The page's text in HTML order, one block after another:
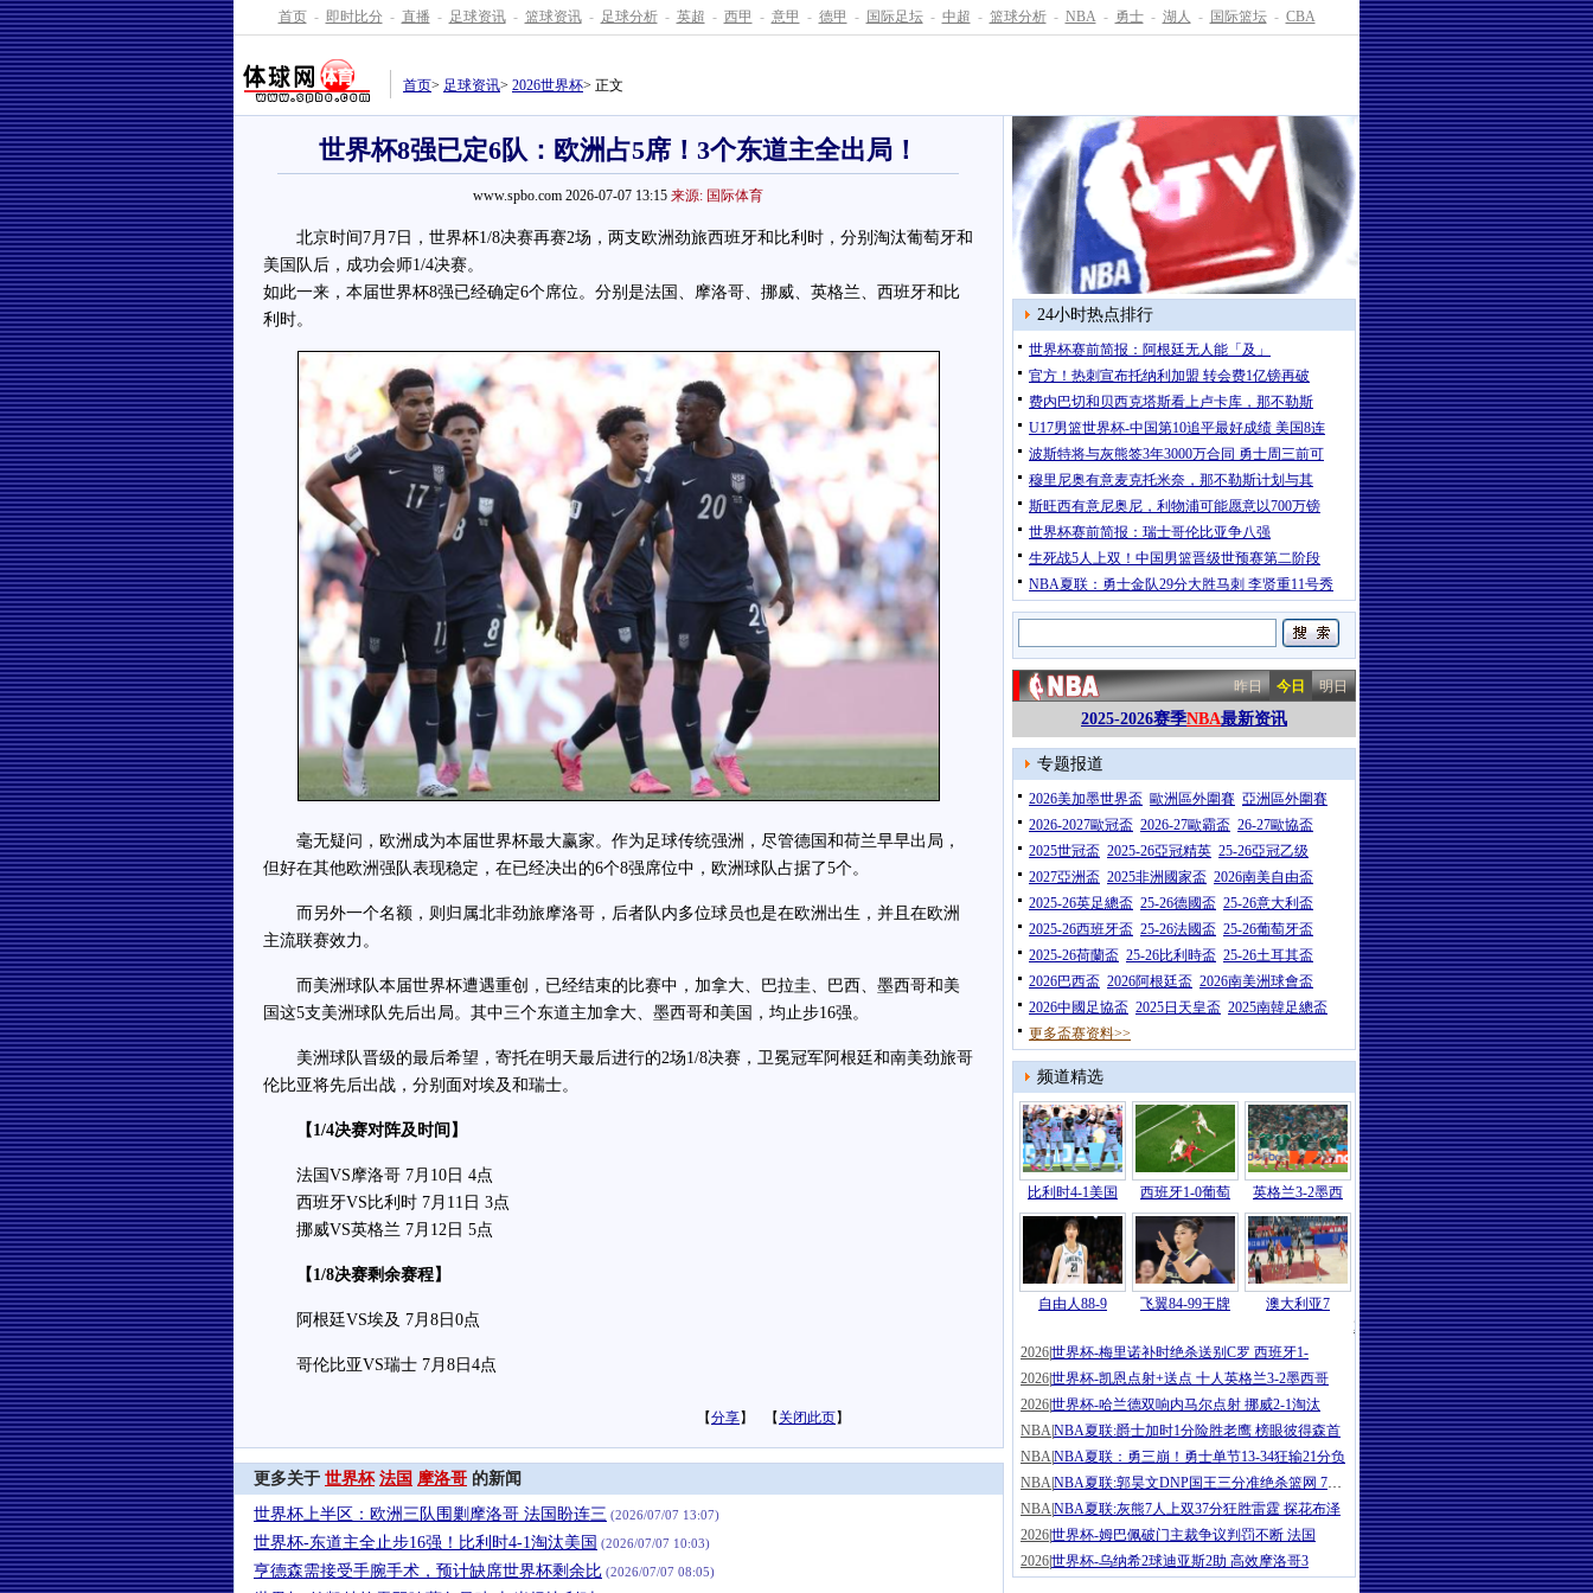
首页 - 即时比分 - 直播 - 足球资讯 - 篮球资讯 - 足球分析 - 英超 - 西甲 - 意甲 - 德甲 - 国际足坛 - 中超 - 篮球分析 - NBA - 勇士 - 湖人 - 国际篮坛 - CBA
首页> 足球资讯> 2026世界杯> 正文
世界杯8强已定6队：欧洲占5席！3个东道主全出局！
www.spbo.com 2026-07-07 13:15 来源: 国际体育
北京时间7月7日，世界杯1/8决赛再赛2场，两支欧洲劲旅西班牙和比利时，分别淘汰葡萄牙和
美国队后，成功会师1/4决赛。
如此一来，本届世界杯8强已经确定6个席位。分别是法国、摩洛哥、挪威、英格兰、西班牙和比
利时。
毫无疑问，欧洲成为本届世界杯最大赢家。作为足球传统强洲，尽管德国和荷兰早早出局，
但好在其他欧洲强队表现稳定，在已经决出的6个8强席位中，欧洲球队占据了5个。
而另外一个名额，则归属北非劲旅摩洛哥，后者队内多位球员也是在欧洲出生，并且在欧洲
主流联赛效力。
而美洲球队本届世界杯遭遇重创，已经结束的比赛中，加拿大、巴拉圭、巴西、墨西哥和美
国这5支美洲球队先后出局。其中三个东道主加拿大、墨西哥和美国，均止步16强。
美洲球队晋级的最后希望，寄托在明天最后进行的2场1/8决赛，卫冕冠军阿根廷和南美劲旅哥
伦比亚将先后出战，分别面对埃及和瑞士。
【1/4决赛对阵及时间】
法国VS摩洛哥 7月10日 4点
西班牙VS比利时 7月11日 3点
挪威VS英格兰 7月12日 5点
【1/8决赛剩余赛程】
阿根廷VS埃及 7月8日0点
哥伦比亚VS瑞士 7月8日4点
【分享】 【 关闭此页】
更多关于 世界杯 法国 摩洛哥 的新闻
世界杯上半区：欧洲三队围剿摩洛哥 法国盼连三 (2026/07/07 13:07)
世界杯-东道主全止步16强！比利时4-1淘汰美国 (2026/07/07 10:03)
亨德森需接受手腕手术，预计缺席世界杯剩余比 (2026/07/07 08:05)
24小时热点排行
世界杯赛前简报：阿根廷无人能「及」
官方！热刺宣布托纳利加盟 转会费1亿镑再破
费内巴切和贝西克塔斯看上卢卡库，那不勒斯
U17男篮世界杯-中国第10追平最好成绩 美国8连
波斯特将与灰熊签3年3000万合同 勇士周三前可
穆里尼奥有意麦克托米奈，那不勒斯计划与其
斯旺西有意尼奥尼，利物浦可能愿意以700万镑
世界杯赛前简报：瑞士哥伦比亚争八强
生死战5人上双！中国男篮晋级世预赛第二阶段
NBA夏联：勇士金队29分大胜马刺 李贤重11号秀
昨日 今日 明日
2025-2026赛季NBA最新资讯
专题报道
2026美加墨世界盃 歐洲區外圍賽 亞洲區外圍賽
2026-2027歐冠盃 2026-27歐霸盃 26-27歐協盃
2025世冠盃 2025-26亞冠精英 25-26亞冠乙级
2027亞洲盃 2025非洲國家盃 2026南美自由盃
2025-26英足總盃 25-26德國盃 25-26意大利盃
2025-26西班牙盃 25-26法國盃 25-26葡萄牙盃
2025-26荷蘭盃 25-26比利時盃 25-26土耳其盃
2026巴西盃 2026阿根廷盃 2026南美洲球會盃
2026中國足協盃 2025日天皇盃 2025南韓足總盃
更多盃赛资料>>
频道精选
比利时4-1美国 西班牙1-0葡萄 英格兰3-2墨西
自由人88-9 飞翼84-99王牌
澳大利亚7
2026 |世界杯-东道主全止步16强！比利
2026世界杯-梅里诺补时绝杀送别C罗 西班牙1-
2026世界杯-凯恩点射+送点 十人英格兰3-2墨西哥
2026世界杯-哈兰德双响内马尔点射 挪威2-1淘汰
NBANBA夏联:爵士加时1分险胜老鹰 榜眼彼得森首
NBANBA夏联：勇三崩！勇士单节13-34狂输21分负
NBANBA夏联:郭昊文DNP国王三分准绝杀篮网 7号秀
NBANBA夏联:灰熊7人上双37分狂胜雷霆 探花布泽
2026世界杯-姆巴佩破门主裁争议判罚不断 法国
2026世界杯-乌纳希2球迪亚斯2助 高效摩洛哥3